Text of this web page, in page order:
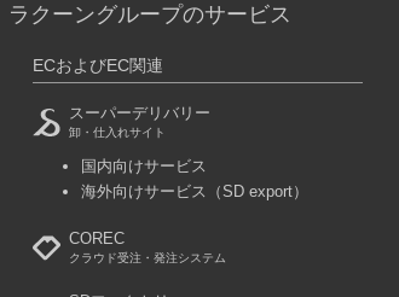
ラクーングループのサービス
ECおよびEC関連
スーパーデリバリー
卸・仕入れサイト
国内向けサービス
海外向けサービス
（SD export）
COREC
クラウド受注・発注システム